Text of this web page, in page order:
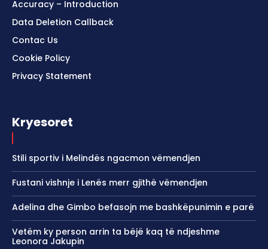
Accuracy – Introduction
Data Deletion Callback
Contac Us
Cookie Policy
Privacy Statement
Kryesoret
Stili sportiv i Melindës ngacmon vëmendjen
Fustani vishnje i Lenës merr gjithë vëmendjen
Adelina dhe Gimbo befasojn me bashkëpunimin e parë
Vetëm ky person arrin ta bëjë kaq të ndjeshme
Leonora Jakupin